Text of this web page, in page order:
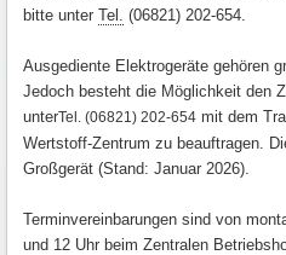
bitte unter Tel. (06821) 202-654.
Ausgediente Elektrogeräte gehören
Jedoch besteht die Möglichkeit den
unterTel. (06821) 202-654 mit dem
Wertstoff-Zentrum zu beauftragen.
Großgerät (Stand: Januar 2026).
Terminvereinbarungen sind von
und 12 Uhr beim Zentralen